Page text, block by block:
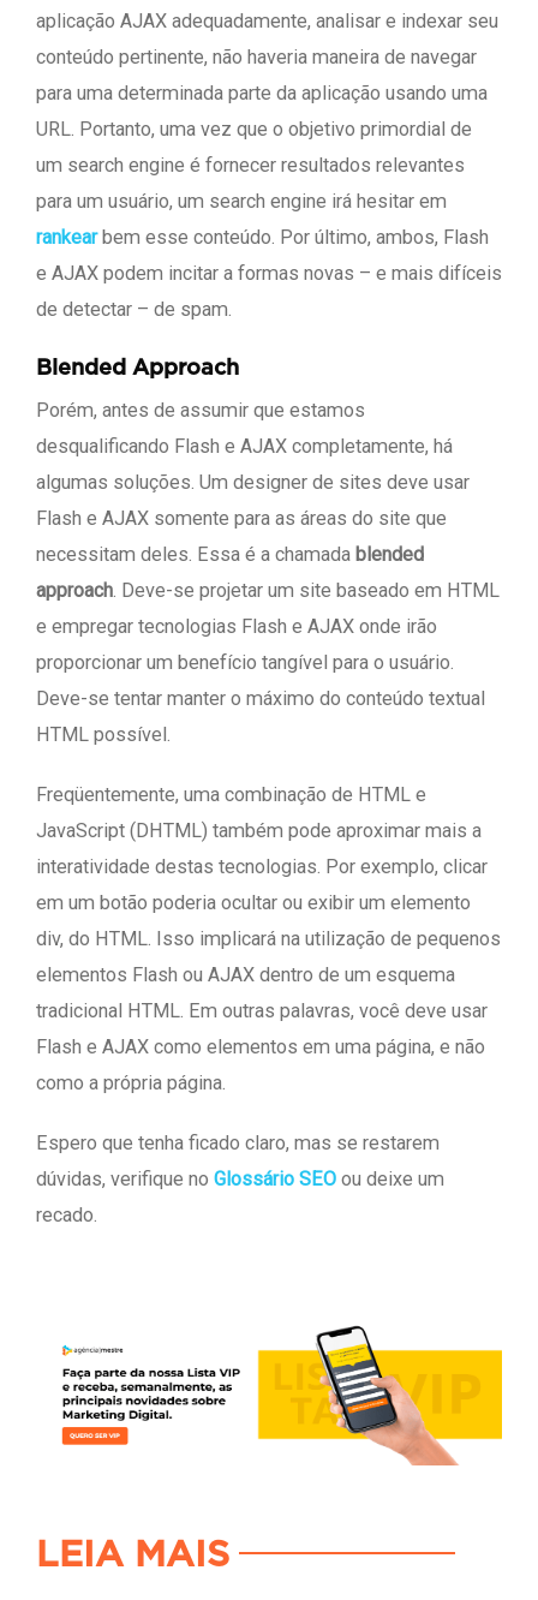
aplicação AJAX adequadamente, analisar e indexar seu
conteúdo pertinente, não haveria maneira de navegar
para uma determinada parte da aplicação usando uma
URL. Portanto, uma vez que o objetivo primordial de
um search engine é fornecer resultados relevantes
para um usuário, um search engine irá hesitar em
rankearbem esse conteúdo. Por último, ambos, Flash
e AJAX podem incitar a formas novas – e mais difíceis
de detectar – de spam.
Blended Approach
Porém, antes de assumir que estamos
desqualificando Flash e AJAX completamente, há
algumas soluções. Um designer de sites deve usar
Flash e AJAX somente para as áreas do site que
necessitam deles. Essa é a chamada blended
approach. Deve-se projetar um site baseado em HTML
e empregar tecnologias Flash e AJAX onde irão
proporcionar um benefício tangível para o usuário.
Deve-se tentar manter o máximo do conteúdo textual
HTML possível.
Freqüentemente, uma combinação de HTML e
JavaScript (DHTML) também pode aproximar mais a
interatividade destas tecnologias. Por exemplo, clicar
em um botão poderia ocultar ou exibir um elemento
div, do HTML. Isso implicará na utilização de pequenos
elementos Flash ou AJAX dentro de um esquema
tradicional HTML. Em outras palavras, você deve usar
Flash e AJAX como elementos em uma página, e não
como a própria página.
Espero que tenha ficado claro, mas se restarem
dúvidas, verifique no Glossário SEO ou deixe um
recado.
LEIA MAIS